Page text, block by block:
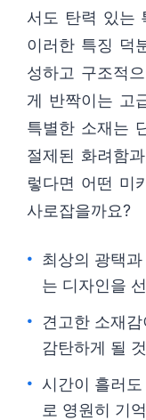
서도 탄력 있는
이러한 특징 덕
성하고 구조적
게 반짝이는 고
특별한 소재는
절제된 화려함
렇다면 어떤 미
사로잡을까요?
최상의 광택
는 디자인을
견고한 소재
감탄하게 될
시간이 흘러
로 영원히 기